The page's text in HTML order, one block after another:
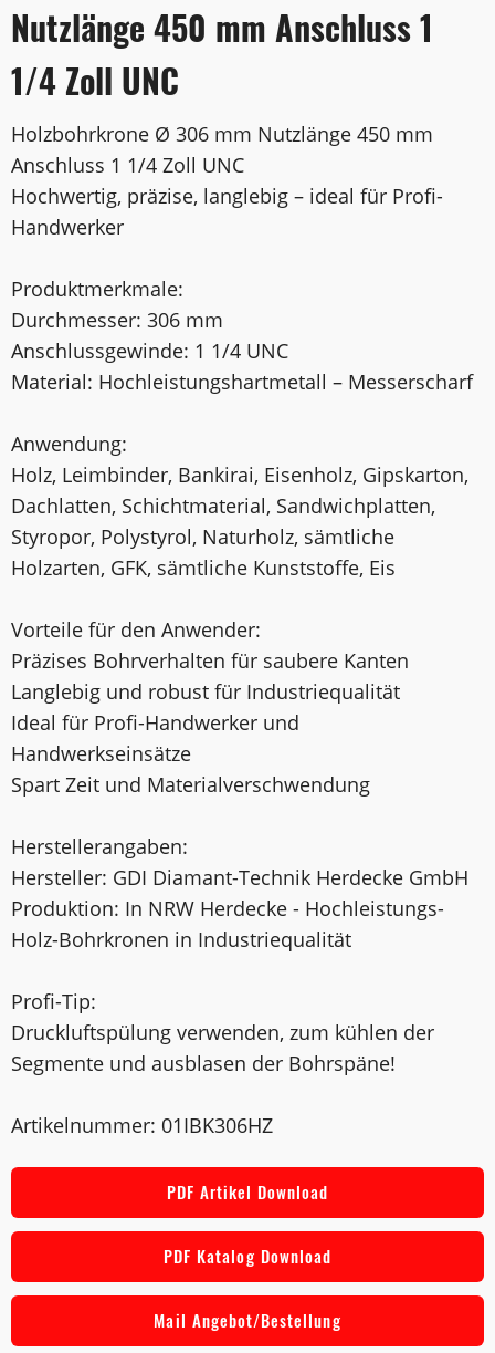
Nutzlänge 450 mm Anschluss 1
1/4 Zoll UNC
Holzbohrkrone Ø 306 mm Nutzlänge 450 mm
Anschluss 1 1/4 Zoll UNC
Hochwertig, präzise, langlebig – ideal für Profi-
Handwerker
Produktmerkmale:
Durchmesser: 306 mm
Anschlussgewinde: 1 1/4 UNC
Material: Hochleistungshartmetall – Messerscharf
Anwendung:
Holz, Leimbinder, Bankirai, Eisenholz, Gipskarton,
Dachlatten, Schichtmaterial, Sandwichplatten,
Styropor, Polystyrol, Naturholz, sämtliche
Holzarten, GFK, sämtliche Kunststoffe, Eis
Vorteile für den Anwender:
Präzises Bohrverhalten für saubere Kanten
Langlebig und robust für Industriequalität
Ideal für Profi-Handwerker und
Handwerkseinsätze
Spart Zeit und Materialverschwendung
Herstellerangaben:
Hersteller: GDI Diamant-Technik Herdecke GmbH
Produktion: In NRW Herdecke - Hochleistungs-
Holz-Bohrkronen in Industriequalität
Profi-Tip:
Druckluftspülung verwenden, zum kühlen der
Segmente und ausblasen der Bohrspäne!
Artikelnummer: 01IBK306HZ
PDF Artikel Download
PDF Katalog Download
Mail Angebot/Bestellung